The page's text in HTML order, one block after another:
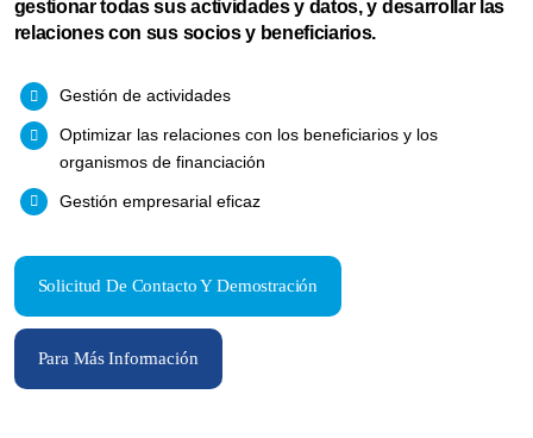
gestionar todas sus actividades y datos, y desarrollar las
relaciones con sus socios y beneficiarios.
Gestión de actividades
Optimizar las relaciones con los beneficiarios y los
organismos de financiación
Gestión empresarial eficaz
Solicitud De Contacto Y Demostración
Para Más Información